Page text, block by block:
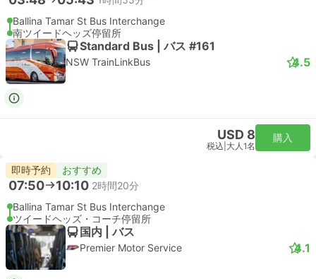
Ballina Tamar St Bus Interchange
南ツイードヘッズ停留所
Standard Bus | バス #161
NSW TrainLinkBus 4.5
USD 8
税込 大人1名
購入
即時予約 おすすめ
07:50 10:10 2時間20分
Ballina Tamar St Bus Interchange
ツイードヘッズ・コーチ停留所
国内 | バス
Premier Motor Service 4.1